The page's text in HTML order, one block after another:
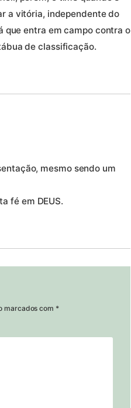
a vitória, independente do
que entra em campo contra o
de classificação.
mesmo sendo um
fé em DEUS.
marcados com *